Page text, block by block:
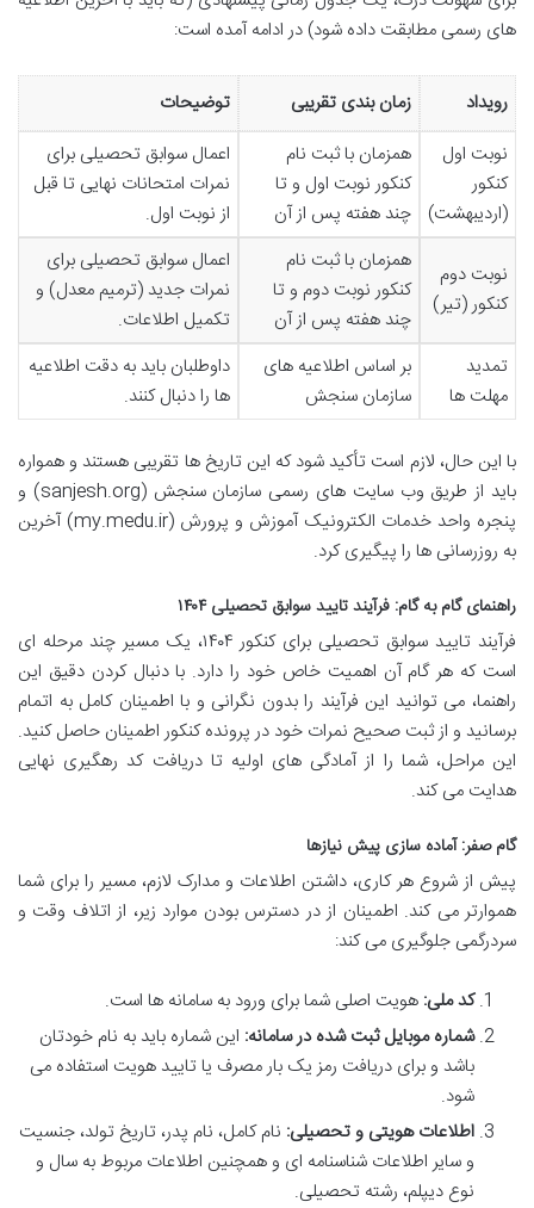
های رسمی مطابقت داده شود) در ادامه آمده است:
رویداد زمان بندی تقریبی
توضیحات
نوبت اول
کنکور
(اردیبهشت)
همزمان با ثبت نام
کنکور نوبت اول و تا
چند هفته پس از آن
اعمال سوابق تحصیلی برای
نمرات امتحانات نهایی تا قبل
از نوبت اول.
نوبت دوم
کنکور (تیر)
همزمان با ثبت نام
کنکور نوبت دوم و تا
چند هفته پس از آن
اعمال سوابق تحصیلی برای
نمرات جدید (ترمیم معدل) و
تکمیل اطلاعات.
تمدید
مهلت ها
بر اساس اطلاعیه های
سازمان سنجش
داوطلبان باید به دقت اطلاعیه
ها را دنبال کنند.
با این حال، لازم است تأکید شود که این تاریخ ها تقریبی هستند و همواره
باید از طریق وب سایت های رسمی سازمان سنجش (sanjesh.org) و
پنجره واحد خدمات الکترونیک آموزش و پرورش (my.medu.ir) آخرین
به روزرسانی ها را پیگیری کرد.
راهنمای گام به گام: فرآیند تایید سوابق تحصیلی ۱۴۰۴
فرآیند تایید سوابق تحصیلی برای کنکور ۱۴۰۴، یک مسیر چند مرحله ای
است که هر گام آن اهمیت خاص خود را دارد. با دنبال کردن دقیق این
راهنما، می توانید این فرآیند را بدون نگرانی و با اطمینان کامل به اتمام
برسانید و از ثبت صحیح نمرات خود در پرونده کنکور اطمینان حاصل کنید.
این مراحل، شما را از آمادگی های اولیه تا دریافت کد رهگیری نهایی
هدایت می کند.
گام صفر: آماده سازی پیش نیازها
پیش از شروع هر کاری، داشتن اطلاعات و مدارک لازم، مسیر را برای شما
هموارتر می کند. اطمینان از در دسترس بودن موارد زیر، از اتلاف وقت و
سردرگمی جلوگیری می کند:
کد ملی: هویت اصلی شما برای ورود به سامانه ها است.
شماره موبایل ثبت شده در سامانه: این شماره باید به نام خودتان
باشد و برای دریافت رمز یک بار مصرف یا تایید هویت استفاده می
شود.
اطلاعات هویتی و تحصیلی: نام کامل، نام پدر، تاریخ تولد، جنسیت
و سایر اطلاعات شناسنامه ای و همچنین اطلاعات مربوط به سال و
نوع دیپلم، رشته تحصیلی.